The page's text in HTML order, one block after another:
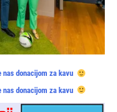
nas donacijom za kavu
nas donacijom za kavu